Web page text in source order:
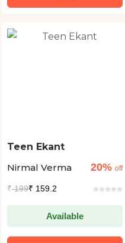
Teen Ekant
Nirmal Verma
20% off
₹199₹ 159.2
Available